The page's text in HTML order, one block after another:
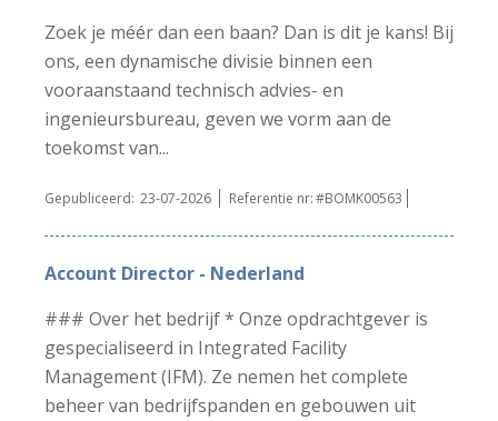
Zoek je méér dan een baan? Dan is dit je kans! Bij
ons, een dynamische divisie binnen een
vooraanstaand technisch advies- en
ingenieursbureau, geven we vorm aan de
toekomst van...
Gepubliceerd: 23-07-2026 Referentie nr:#BOMK00563
Account Director - Nederland
### Over het bedrijf * Onze opdrachtgever is
gespecialiseerd in Integrated Facility
Management (IFM). Ze nemen het complete
beheer van bedrijfspanden en gebouwen uit